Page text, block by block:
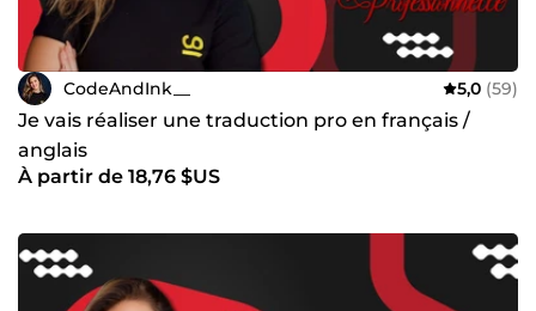
CodeAndInk__ 5,0 (59)
Je vais réaliser une traduction pro en français /
anglais
À partir de 18,76 $US